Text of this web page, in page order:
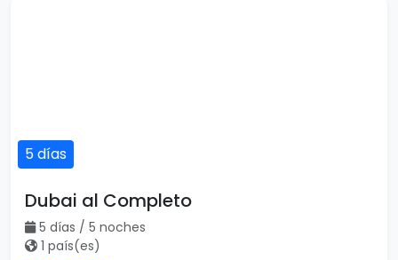
5 días
Dubai al Completo
5 días / 5 noches
1 país(es)